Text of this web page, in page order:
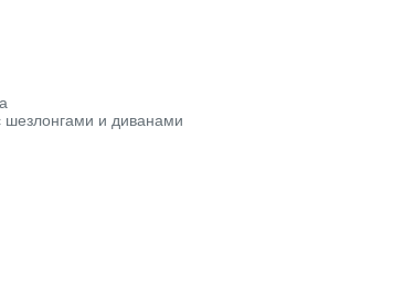
шезлонгами и диванами